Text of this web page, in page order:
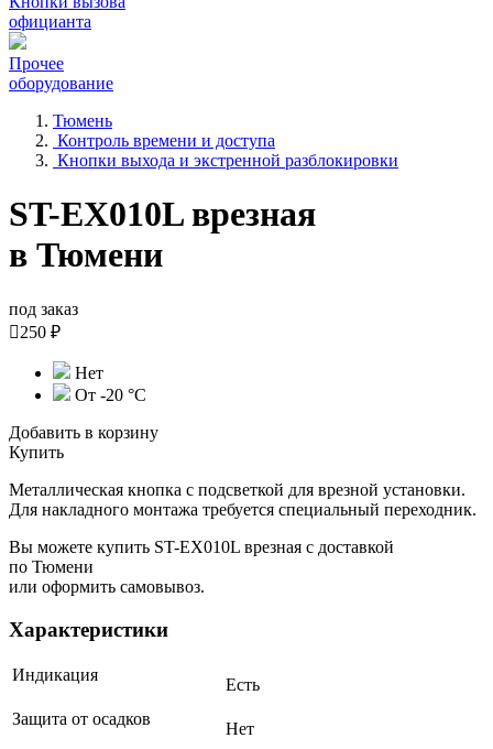
официанта
Прочее
оборудование
Тюмень
Контроль времени и доступа
Кнопки выхода и экстренной разблокировки
ST-EX010L врезная
в Тюмени
под заказ
250 ₽
Нет
От -20 °С
Добавить в корзину
Купить
Металлическая кнопка с подсветкой для врезной установки.
Для накладного монтажа требуется специальный переходник.
Вы можете купить ST-EX010L врезная с доставкой
по Тюмени
или оформить самовывоз.
Характеристики
Индикация
Есть
Защита от осадков
Нет